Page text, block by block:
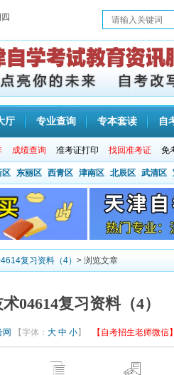
厅 专业查询 专本套读 自
成绩查询 准考证打印 找回准考证 免
区 东丽区 西青区 津南区 北辰区 武清区
复习资料（4） > 浏览文章
04614复习资料（4）
网 【字体： 大 中 小】 【自考招生老师微信】